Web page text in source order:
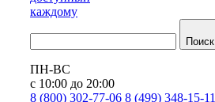
каждому
Поиск
ПН-ВС
с 10:00 до 20:00
8 (800) 302-77-06 8 (499) 348-15-11